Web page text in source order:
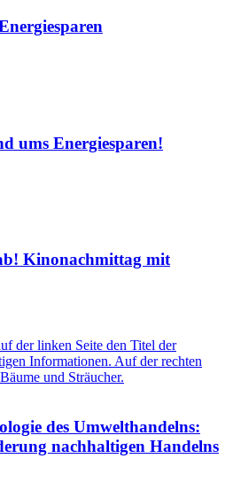
ums Energiesparen!
Kinonachmittag mit
des Umwelthandelns:
nachhaltigen Handelns